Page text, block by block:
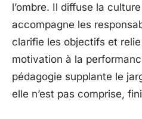
l’ombre. Il diffuse la
accompagne les
clarifie les objectifs et
motivation à la
pédagogie supplante le
elle n’est pas comprise,